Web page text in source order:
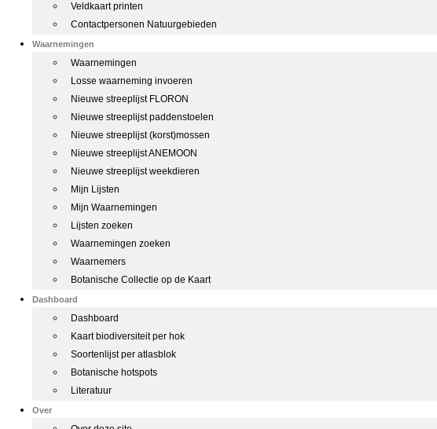
Veldkaart printen
Contactpersonen Natuurgebieden
Waarnemingen
Waarnemingen
Losse waarneming invoeren
Nieuwe streeplijst FLORON
Nieuwe streeplijst paddenstoelen
Nieuwe streeplijst (korst)mossen
Nieuwe streeplijst ANEMOON
Nieuwe streeplijst weekdieren
Mijn Lijsten
Mijn Waarnemingen
Lijsten zoeken
Waarnemingen zoeken
Waarnemers
Botanische Collectie op de Kaart
Dashboard
Dashboard
Kaart biodiversiteit per hok
Soortenlijst per atlasblok
Botanische hotspots
Literatuur
Over